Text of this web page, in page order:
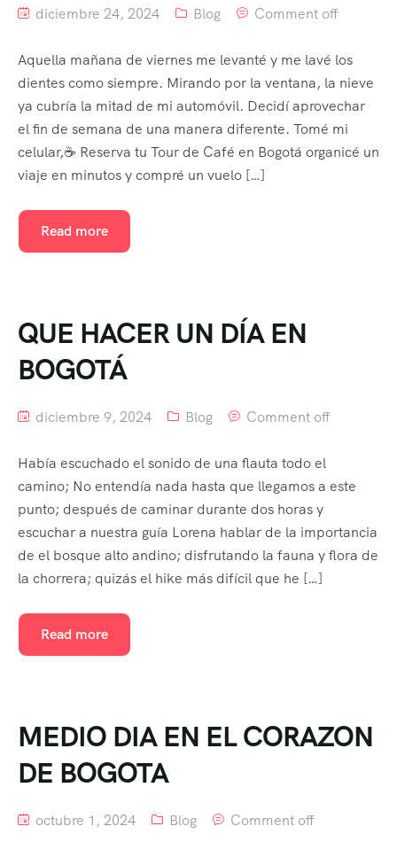
diciembre 24, 2024 Blog Comment off
Aquella mañana de viernes me levanté y me lavé los
dientes como siempre. Mirando por la ventana, la nieve
ya cubría la mitad de mi automóvil. Decidí aprovechar
el fin de semana de una manera diferente. Tomé mi
celular,☕ Reserva tu Tour de Café en Bogotá organicé un
viaje en minutos y compré un vuelo […]
Read more
QUE HACER UN DÍA EN
BOGOTÁ
diciembre 9, 2024 Blog Comment off
Había escuchado el sonido de una flauta todo el
camino; No entendía nada hasta que llegamos a este
punto; después de caminar durante dos horas y
escuchar a nuestra guía Lorena hablar de la importancia
de el bosque alto andino; disfrutando la fauna y flora de
la chorrera; quizás el hike más difícil que he […]
Read more
MEDIO DIA EN EL CORAZON
DE BOGOTA
octubre 1, 2024 Blog Comment off